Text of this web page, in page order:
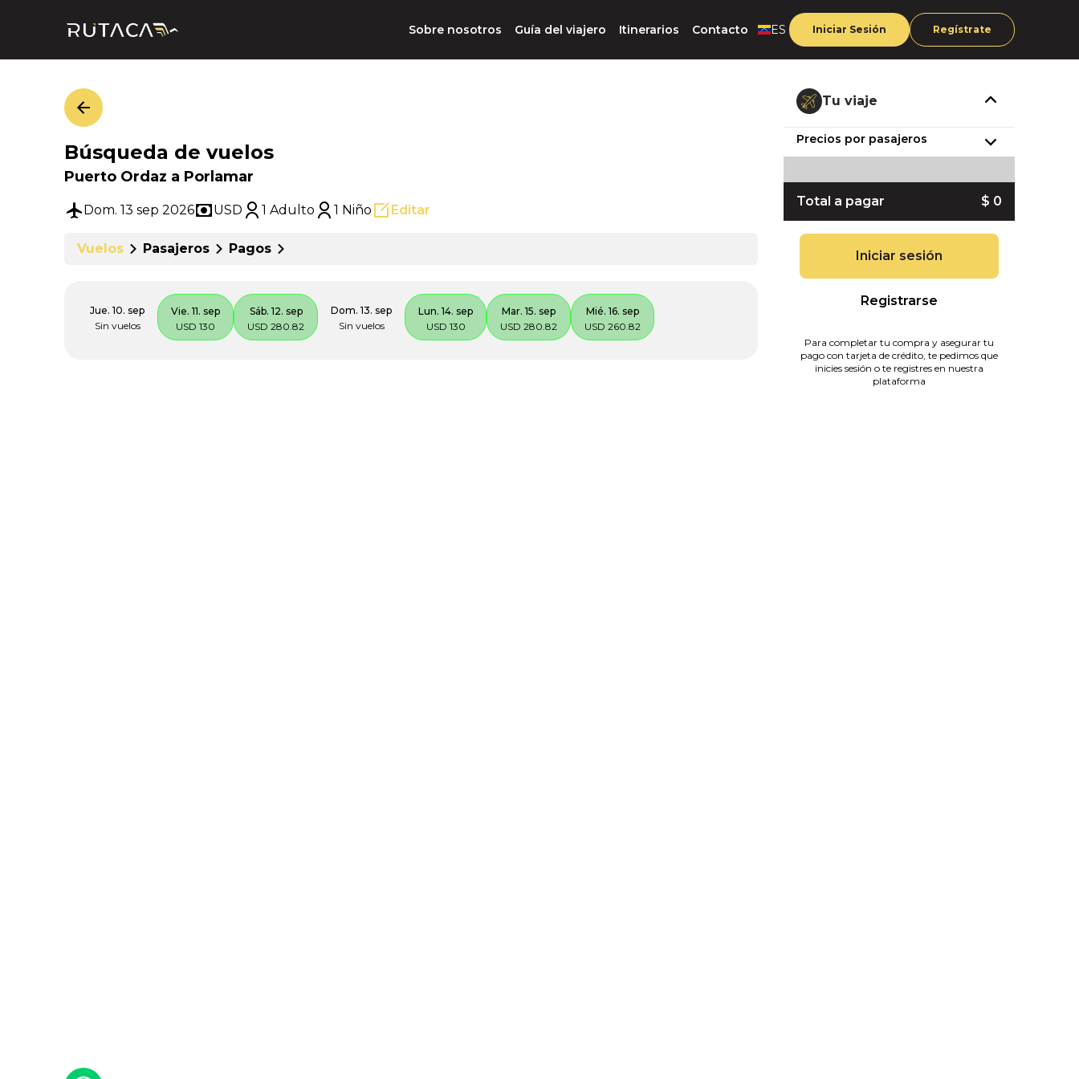
Sobre nosotros Guía del viajero Itinerarios Contacto ES Iniciar Sesión Regístrate
Búsqueda de vuelos
Puerto Ordaz a Porlamar
Dom. 13 sep 2026 USD 1 Adulto 1 Niño Editar
Vuelos Pasajeros Pagos
Jue. 10. sep
Sin vuelos
Vie. 11. sep
USD 130
Sáb. 12. sep
USD 280.82
Dom. 13. sep
Sin vuelos
Lun. 14. sep
USD 130
Mar. 15. sep
USD 280.82
Mié. 16. sep
USD 260.82
Tu viaje
Precios por pasajeros
Total a pagar $ 0
Iniciar sesión
Registrarse
Para completar tu compra y asegurar tu
pago con tarjeta de crédito, te pedimos que
inicies sesión o te registres en nuestra
plataforma